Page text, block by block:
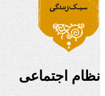
نظام اجتماعی